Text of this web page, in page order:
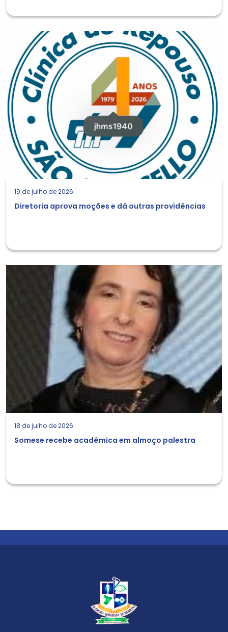
19 de julho de 2026
Diretoria aprova moções e dá outras providências
18 de julho de 2026
Somese recebe acadêmica em almoço palestra